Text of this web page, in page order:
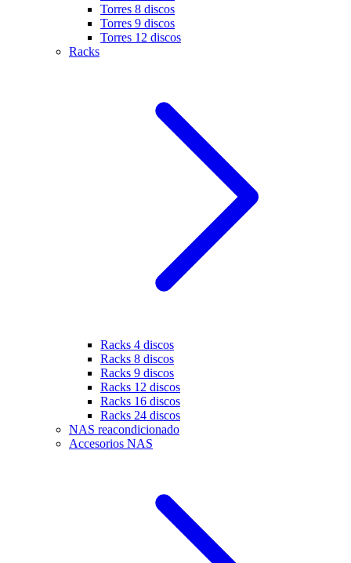
Torres 8 discos
Torres 9 discos
Torres 12 discos
Racks
Racks 4 discos
Racks 8 discos
Racks 9 discos
Racks 12 discos
Racks 16 discos
Racks 24 discos
NAS reacondicionado
Accesorios NAS